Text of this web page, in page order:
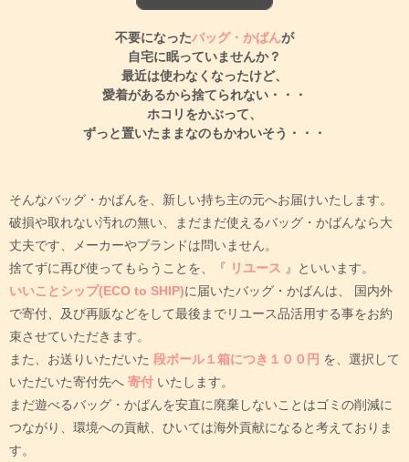
不要になったバッグ・かばんが
自宅に眠っていませんか？
最近は使わなくなったけど、
愛着があるから捨てられない・・・
ホコリをかぶって、
ずっと置いたままなのもかわいそう・・・
そんなバッグ・かばんを、新しい持ち主の元へお届けいたします。
破損や取れない汚れの無い、まだまだ使えるバッグ・かばんなら大
丈夫です、メーカーやブランドは問いません。
捨てずに再び使ってもらうことを、『 リユース 』といいます。
いいことシップ(ECO to SHIP)に届いたバッグ・かばんは、
国内外
で寄付、及び再販などをして最後までリユース品活用する事をお約
束させていただきます。
また、お送りいただいた 段ボール１箱につき１００円 を、選択して
いただいた寄付先へ 寄付 いたします。
まだ遊べるバッグ・かばんを安直に廃棄しないことはゴミの削減に
つながり、環境への貢献、ひいては海外貢献になると考えておりま
す。